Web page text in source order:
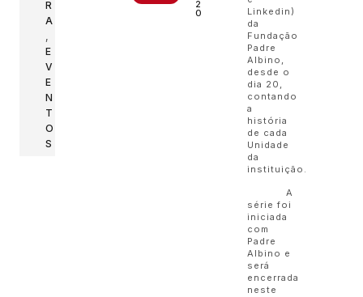
R
A
E
V
E
N
T
O
S
2
0
Linkedin)
da
Fundação
Padre
Albino,
desde o
dia 20,
contando
a
história
de cada
Unidade
da
instituição.
A
série foi
iniciada
com
Padre
Albino e
será
encerrada
neste